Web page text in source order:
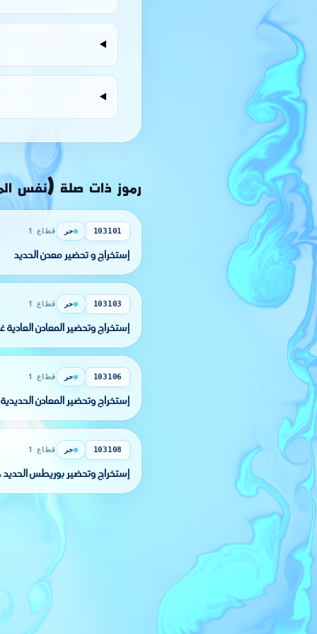
رموز ذات صلة (نفس
103101 حر قطاع 1
إستخراج و تحضير معدن الحديد
103103 حر قطاع 1
إستخراج وتحضير المعادن العادية
103106 حر قطاع 1
إستخراج وتحضير المعادن
103108 حر قطاع 1
إستخراج وتحضير بوريطس الحديد ،